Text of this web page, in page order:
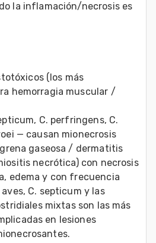
la inflamación/necrosis es
(los más
hemorragia muscular /
C. perfringens, C.
— causan mionecrosis
gaseosa / dermatitis
necrótica) con necrosis
edema y con frecuencia
C. septicum y las
mixtas son las más
en lesiones